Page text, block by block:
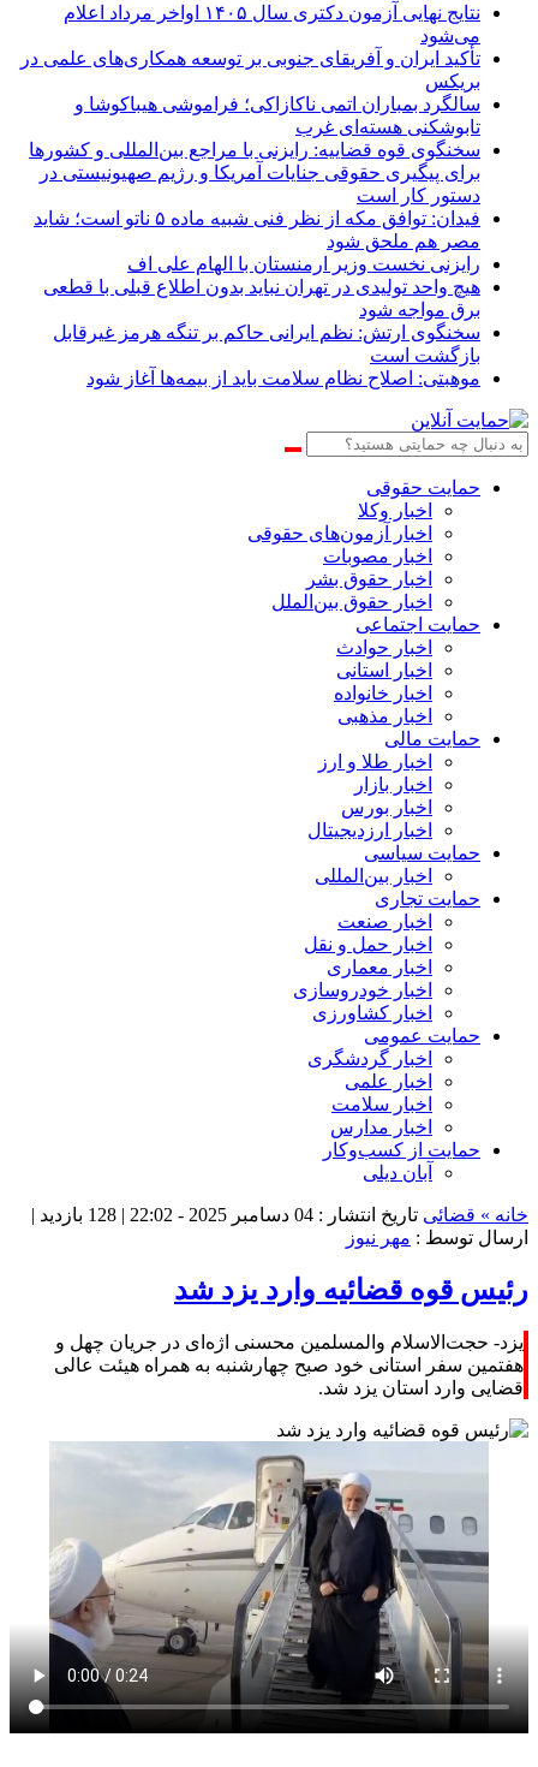
نتایج نهایی آزمون دکتری سال ۱۴۰۵ اواخر مرداد اعلام
می‌شود
تأکید ایران و آفریقای جنوبی بر توسعه همکاری‌های علمی در
بریکس
سالگرد بمباران اتمی ناکازاکی؛ فراموشی هیباکوشا و
تابوشکنی هسته‌ای غرب
سخنگوی قوه قضاییه: رایزنی‌ با مراجع بین‌المللی و کشور‌ها
برای پیگیری حقوقی جنایات آمریکا و رژیم صهیونیستی در
دستور کار است
فیدان: توافق مکه از نظر فنی شبیه ماده ۵ ناتو است؛ شاید
مصر هم ملحق شود
رایزنی نخست وزیر ارمنستان با الهام علی اف
هیچ واحد تولیدی در تهران نباید بدون اطلاع قبلی با قطعی
برق مواجه شود
سخنگوی ارتش: نظم ایرانی حاکم بر تنگه هرمز غیرقابل
بازگشت است
موهبتی: اصلاح نظام سلامت باید از بیمه‌ها آغاز شود
حمایت حقوقی
اخبار وکلا
اخبار آزمون‌های حقوقی
اخبار مصوبات
اخبار حقوق بشر
اخبار حقوق بین‌الملل
حمایت اجتماعی
اخبار حوادث
اخبار استانی
اخبار خانواده
اخبار مذهبی
حمایت مالی
اخبار طلا و ارز
اخبار بازار
اخبار بورس
اخبار ارزدیجیتال
حمایت سیاسی
اخبار بین‌المللی
حمایت تجاری
اخبار صنعت
اخبار حمل و نقل
اخبار معماری
اخبار خودروسازی
اخبار کشاورزی
حمایت عمومی
اخبار گردشگری
اخبار علمی
اخبار سلامت
اخبار مدارس
حمایت از کسب‌وکار
آبان دیلی
خانه » قضائی تاریخ انتشار : 04 دسامبر 2025 - 22:02 | 128 بازدید
|
ارسال توسط : مهر نیوز
رئیس قوه قضائیه وارد یزد شد
یزد- حجت‌الاسلام والمسلمین محسنی اژه‌ای در جریان چهل و
هفتمین سفر استانی خود صبح چهارشنبه به همراه هیئت عالی
قضایی وارد استان یزد شد.